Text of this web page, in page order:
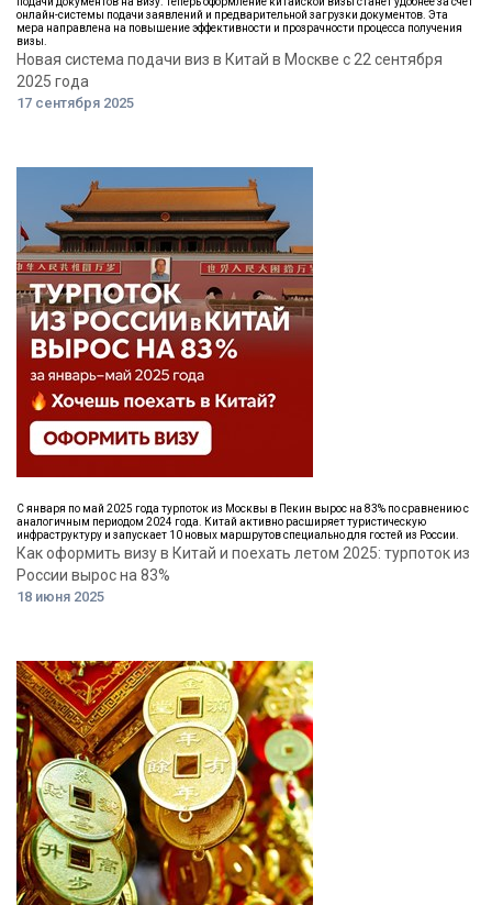
онлайн-системы подачи заявлений и предварительной загрузки документов. Эта
мера направлена на повышение эффективности и прозрачности процесса получения
визы.
Новая система подачи виз в Китай в Москве с 22 сентября
2025 года
17 сентября 2025
С января по май 2025 года турпоток из Москвы в Пекин вырос на 83% по сравнению с
аналогичным периодом 2024 года. Китай активно расширяет туристическую
инфраструктуру и запускает 10 новых маршрутов специально для гостей из России.
Как оформить визу в Китай и поехать летом 2025: турпоток из
России вырос на 83%
18 июня 2025